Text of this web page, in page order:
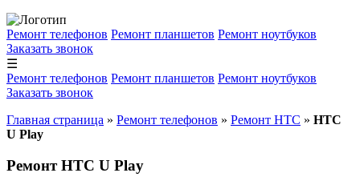
Ремонт телефонов Ремонт планшетов Ремонт ноутбуков
Заказать звонок
☰
Ремонт телефонов Ремонт планшетов Ремонт ноутбуков
Заказать звонок
Главная страница » Ремонт телефонов » Ремонт HTC » HTC
U Play
Ремонт HTC U Play